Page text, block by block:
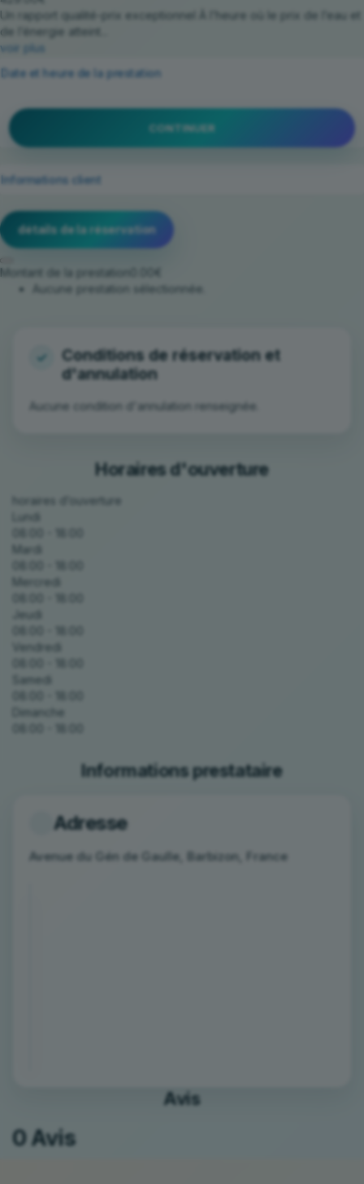
Un rapport qualité-prix exceptionnel À l’heure où le prix de l’eau et
de l’énergie atteint...
voir plus
Date et heure de la prestation
CONTINUER
Informations client
détails de la réservation
Montant de la prestation
Aucune prestation sélectionnée.
Aucune condition d'annulation renseignée.
Horaires d'ouverture
horaires d’ouverture
Lundi
Mardi
Mercredi
Jeudi
Vendredi
Samedi
Dimanche
Informations prestataire
Adresse
Avenue du Gén de Gaulle, Barbizon, France
Avis
0 Avis